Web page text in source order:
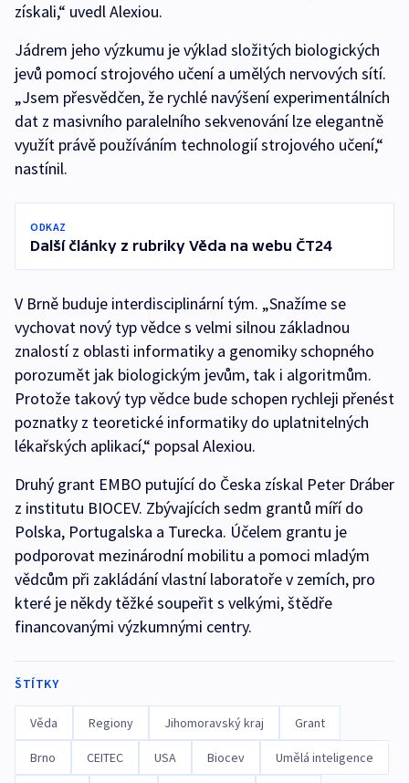
získali,“ uvedl Alexiou.
Jádrem jeho výzkumu je výklad složitých biologických
jevů pomocí strojového učení a umělých nervových sítí.
„Jsem přesvědčen, že rychlé navýšení experimentálních
dat z masivního paralelního sekvenování lze elegantně
využít právě používáním technologií strojového učení,“
nastínil.
ODKAZ
Další články z rubriky Věda na webu ČT24
V Brně buduje interdisciplinární tým. „Snažíme se
vychovat nový typ vědce s velmi silnou základnou
znalostí z oblasti informatiky a genomiky schopného
porozumět jak biologickým jevům, tak i algoritmům.
Protože takový typ vědce bude schopen rychleji přenést
poznatky z teoretické informatiky do uplatnitelných
lékařských aplikací,“ popsal Alexiou.
Druhý grant EMBO putující do Česka získal Peter Dráber
z institutu BIOCEV. Zbývajících sedm grantů míří do
Polska, Portugalska a Turecka. Účelem grantu je
podporovat mezinárodní mobilitu a pomoci mladým
vědcům při zakládání vlastní laboratoře v zemích, pro
které je někdy těžké soupeřit s velkými, štědře
financovanými výzkumnými centry.
ŠTÍTKY
Věda Regiony Jihomoravský kraj Grant
Brno CEITEC USA Biocev Umělá inteligence